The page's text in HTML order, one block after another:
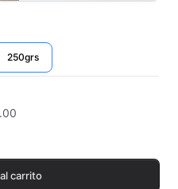
250grs
carrito